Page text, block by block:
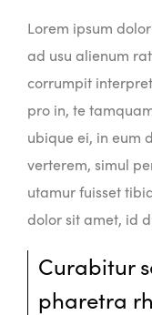
Lorem ipsum
ad usu alienum
corrumpit
pro in, te
ubique ei, in eum
verterem, simul
utamur fuisset
dolor sit amet, id
Curabitur
pharetra